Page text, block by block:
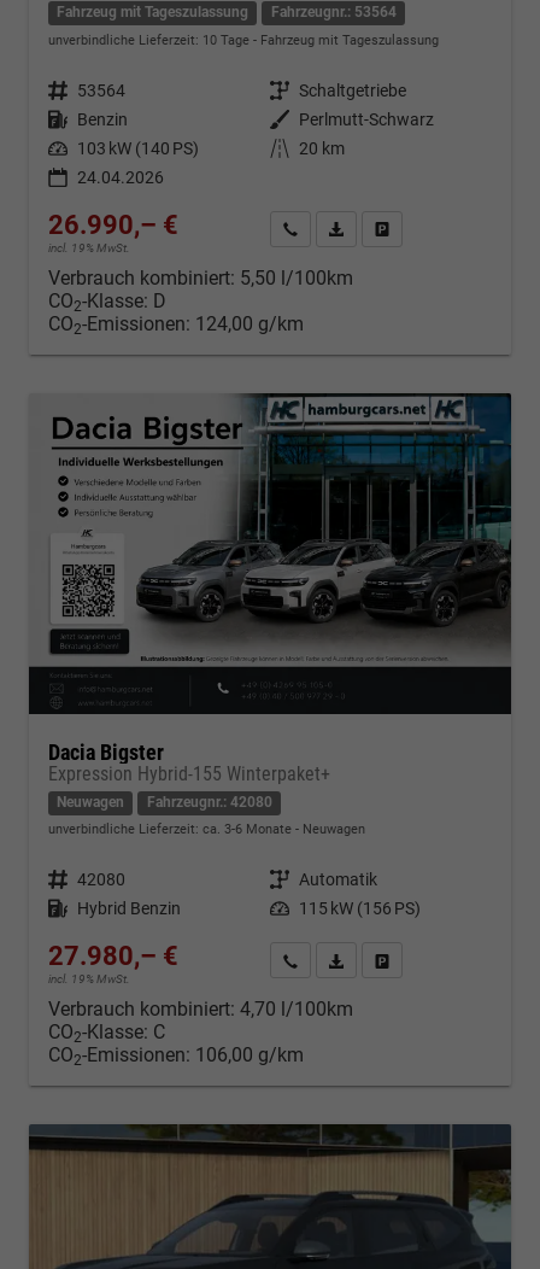
Fahrzeug mit Tageszulassung Fahrzeugnr.: 53564
unverbindliche Lieferzeit: 10 Tage Fahrzeug mit Tageszulassung
Fahrzeugnr. 53564 Getriebe Schaltgetriebe
Kraftstoff Benzin Außenfarbe Perlmutt-Schwarz
Leistung 103 kW (140 PS) Kilometerstand
20 km
24.04.2026
26.990,– €
incl. 19% MwSt.
Kontakt & Angebot anfordern
PDF-Datei, Fahrzeugexposé
Verbrauch kombiniert: 5,50 l/100km
CO2-Klasse: D
CO2-Emissionen: 124,00 g/km
Dacia Bigster
Expression Hybrid-155 Winterpaket+
Neuwagen Fahrzeugnr.: 42080
unverbindliche Lieferzeit: ca. 3-6 Monate Neuwagen
Fahrzeugnr. 42080 Getriebe Automatik
Kraftstoff Hybrid Benzin Leistung 115 kW (156 PS)
27.980,– €
incl. 19% MwSt.
Kontakt & Angebot anfordern
PDF-Datei, Fahrzeugexposé
Verbrauch kombiniert: 4,70 l/100km
CO2-Klasse: C
CO2-Emissionen: 106,00 g/km